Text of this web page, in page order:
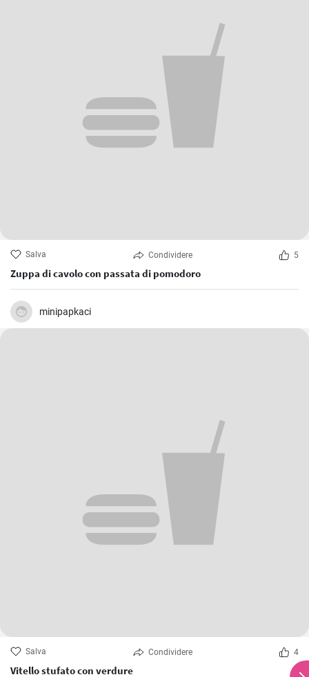
Salva Condividere 5
Zuppa di cavolo con passata di pomodoro
minipapkaci
Salva Condividere 4
Vitello stufato con verdure